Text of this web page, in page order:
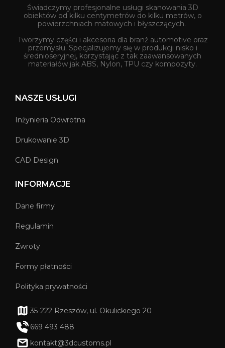
Świadczymy profesjonalne usługi skanowania 3D
obiektów od kilku centymetrów do kilku metrów, o
powierzchniach matowych i błyszczących.
Tworzymy części i akcesoria dla branż automotive oraz
przemysłu. Specjalizujemy się w produkcji nisko i
średnioseryjnej, korzystając z tak zaawansowanych
materiałów jak ABS, Nylon, TPU czy kompozyty.
NASZE USŁUGI
Inżynieria Odwrotna
Drukowanie 3D
CAD Design
INFORMACJE
Dane firmy
Regulamin
Zwroty
Formy płatności
Polityka prywatności
35-222 Rzeszów, ul. Okulickiego 20
669 493 488
kontakt@3dcustoms.pl